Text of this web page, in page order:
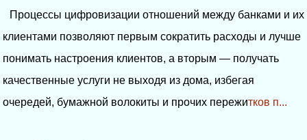
Процессы цифровизации отношений между банками и их
клиентами позволяют первым сократить расходы и лучше
понимать настроения клиентов, а вторым — получать
качественные услуги не выходя из дома, избегая
очередей, бумажной волокиты и прочих пережитков п...